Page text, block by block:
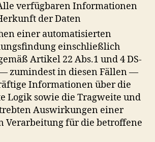
verfügbaren Informationen
der Daten
einer automatisierten
einschließlich
Artikel 22 Abs.1 und 4 DS-
zumindest in diesen Fällen —
Informationen über die
Logik sowie die Tragweite und
Auswirkungen einer
Verarbeitung für die betroffene